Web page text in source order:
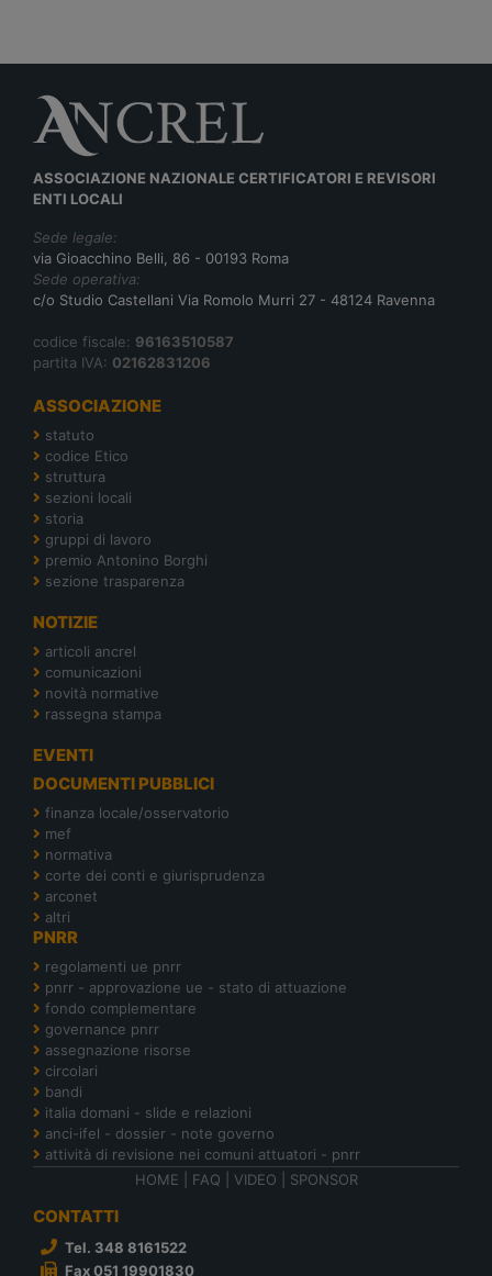
ASSOCIAZIONE NAZIONALE CERTIFICATORI E REVISORI
ENTI LOCALI
Sede legale:
via Gioacchino Belli, 86 - 00193 Roma
Sede operativa:
c/o Studio Castellani Via Romolo Murri 27 - 48124 Ravenna
codice fiscale: 96163510587
partita IVA: 02162831206
ASSOCIAZIONE
statuto
codice Etico
struttura
sezioni locali
storia
gruppi di lavoro
premio Antonino Borghi
sezione trasparenza
NOTIZIE
articoli ancrel
comunicazioni
novità normative
rassegna stampa
EVENTI
DOCUMENTI PUBBLICI
finanza locale/osservatorio
mef
normativa
corte dei conti e giurisprudenza
arconet
altri
PNRR
regolamenti ue pnrr
pnrr - approvazione ue - stato di attuazione
fondo complementare
governance pnrr
assegnazione risorse
circolari
bandi
italia domani - slide e relazioni
anci-ifel - dossier - note governo
attività di revisione nei comuni attuatori - pnrr
HOME
FAQ VIDEO SPONSOR
CONTATTI
Tel. 348 8161522
Fax 051 19901830